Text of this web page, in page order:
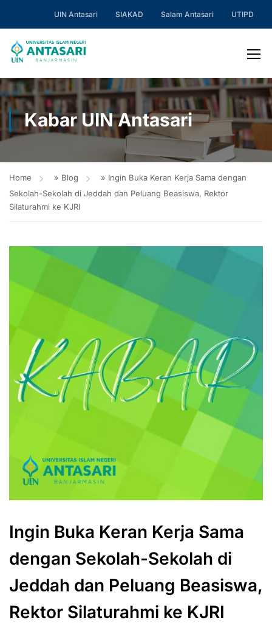
UIN Antasari SIAKAD Salam Antasari UTIPD
Kabar UIN Antasari
Home » Blog » Ingin Buka Keran Kerja Sama dengan
Sekolah-Sekolah di Jeddah dan Peluang Beasiswa, Rektor
Silaturahmi ke KJRI
Ingin Buka Keran Kerja Sama
dengan Sekolah-Sekolah di
Jeddah dan Peluang Beasiswa,
Rektor Silaturahmi ke KJRI